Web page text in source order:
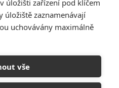
smršť
13:00
úložišti zařízení pod klíčem
úložiště zaznamenávají
uchovávány maximálně
vše